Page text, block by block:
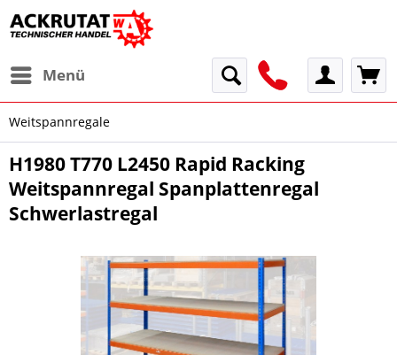
Menü
Weitspannregale
H1980 T770 L2450 Rapid Racking
Weitspannregal Spanplattenregal
Schwerlastregal